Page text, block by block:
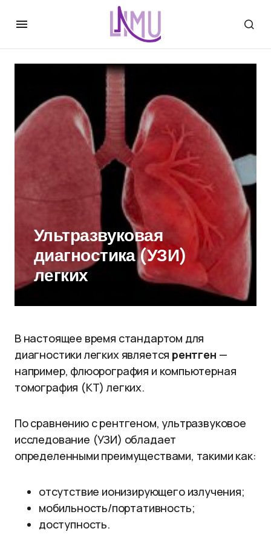
Ультразвуковая
диагностика (УЗИ)
легких
В настоящее время стандартом для
диагностики легких является рентген —
например, флюорография и компьютерная
томография (КТ) легких.
По сравнению с рентгеном, ультразвуковое
исследование (УЗИ) обладает
определенными преимуществами, такими как:
отсутствие ионизирующего излучения;
мобильность/портативность;
доступность.